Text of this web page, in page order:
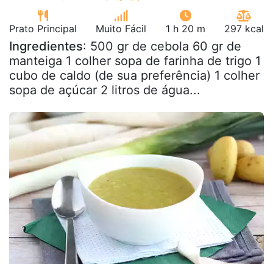
Prato Principal Muito Fácil 1 h 20 m 297 kcal
Ingredientes: 500 gr de cebola 60 gr de
manteiga 1 colher sopa de farinha de trigo 1
cubo de caldo (de sua preferência) 1 colher
sopa de açúcar 2 litros de água...